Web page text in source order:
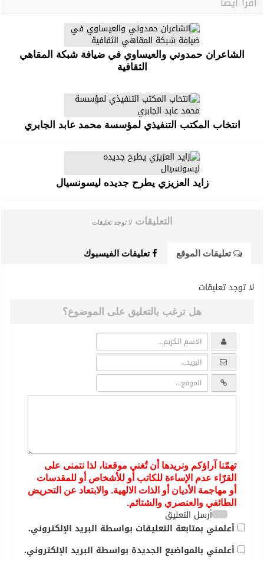
الشاعران حمدوني والعيساوي في ضيافة شبكة المقاهي
الثقافية
انتخاب المكتب التنفيذي لمؤسسة محمد عابد الجابري
زايد العزيزي يطرح جديده ليسونسيال
التعليقات لا توجد تعليقات
تعليقات الموقع تعليقات الفيسبوك
لا توجد تعليقات
هل ترغب بالتعليق على الموضوع؟
تهمّنا آراؤكم ونريدها أن تُغني موقعنا، لذا نتمنى على
القرّاء عدم الإساءة للكاتب أو للأشخاص أو للمقدسات
أو مهاجمة الأديان أو الذات الالهية. والابتعاد عن التحريض
الطائفي والعنصري والشتائم.
أرسل التعليق
أعلمني بمتابعة التعليقات بواسطة البريد الإلكتروني.
أعلمني بالمواضيع الجديدة بواسطة البريد الإلكتروني.